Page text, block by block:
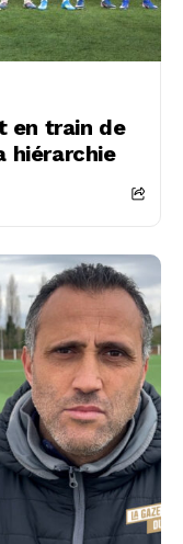
en train de
hiérarchie